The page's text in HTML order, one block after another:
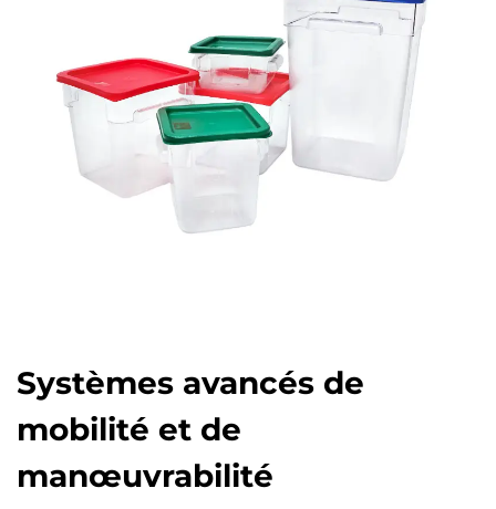
Systèmes avancés de
mobilité et de
manœuvrabilité